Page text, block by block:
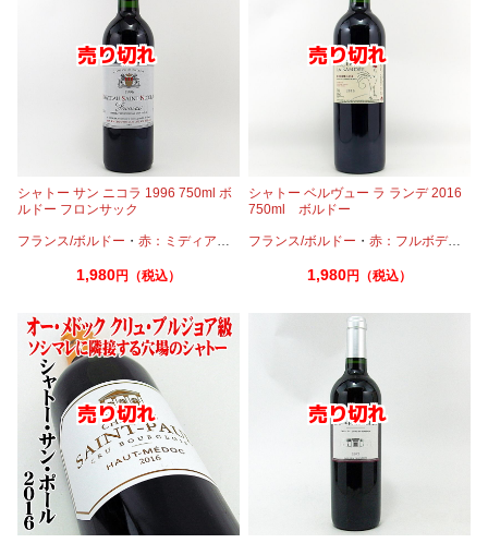
シャトー サン ニコラ 1996 750ml ボ
ルドー フロンサック
フランス/ボルドー ・ 赤：ミディアムボディ ・カベルネフラン・ メルロー
1,980円（税込）
シャトー ベルヴュー ラ ランデ 2016
750ml ボルドー
フランス/ボルドー ・赤：フルボディ
1,980円（税込）